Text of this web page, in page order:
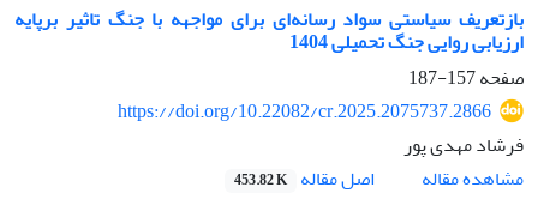
بازتعریف سیاستی سواد رسانه‌ای برای مواجهه با جنگ تاثیر برپایه
ارزیابی روایی جنگ تحمیلی 1404
صفحه157-187
https://doi.org/10.22082/cr.2025.2075737.2866
فرشاد مهدی پور
مشاهده مقاله
اصل مقاله 453.82 K